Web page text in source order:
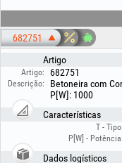
Classe de isolamento: II
Material da coroa: poliamida
Material da cuba: aço
Espessura da parte
Espessura da parte inferior
Tipo de transmissão: correia
Peso: ~73 kg
Para usufruir dela durante
la após cada utilização e
locais escuros, para a
682751
Artigo
Artigo: 682751
Descrição:
Betoneira com
P[W]: 1000
Características
T - Tipo:
P[W] - Potência:
Dados logísticos